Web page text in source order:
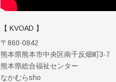
【 KVOAD 】
〒860-0842
熊本県熊本市中央区南千反畑町3-7
熊本県総合福祉センター
なかむらsho